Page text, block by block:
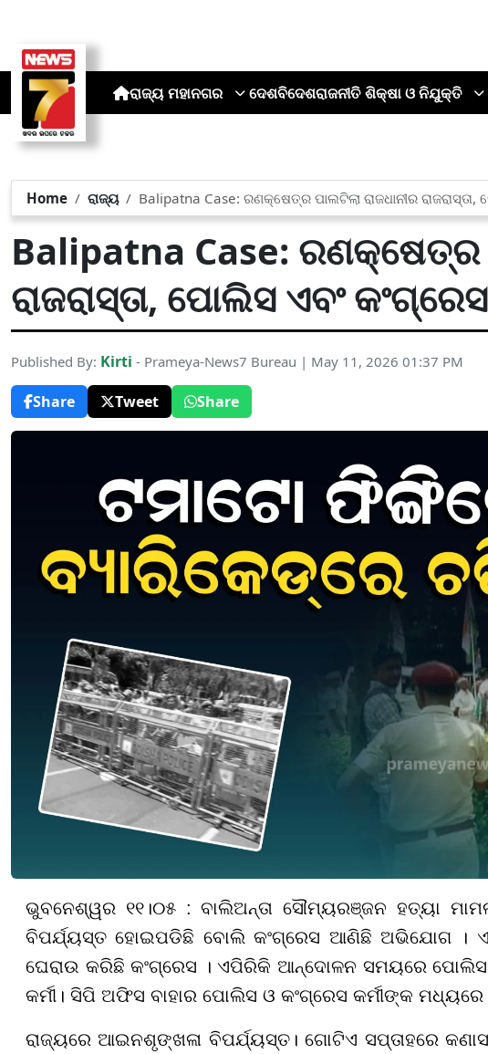
ରାଜ୍ୟ ମହାନଗର ଦେଶବିଦେଶରାଜନୀତି ଶିକ୍ଷା ଓ ନିଯୁକ୍ତି
Home ରାଜ୍ୟ Balipatna Case: ରଣକ୍ଷେତ୍ର ପାଲଟିଲା ରାଜଧାନୀର ରାଜରାସ୍ତା,
Balipatna Case: ରଣକ୍ଷେତ୍ର
ରାଜରାସ୍ତା, ପୋଲିସ ଏବଂ
Published By: Kirti - Prameya-News7 Bureau | May 11, 2026 01:37 PM
Share
Tweet Share
ଭୁବନେଶ୍ୱର ୧୧।୦୫ : ବାଲିଅନ୍ତା ସୌମ୍ୟରଞ୍ଜନ ହତ୍ୟା
ବିପର୍ଯ୍ୟସ୍ତ ହୋଇପଡିଛି ବୋଲି କଂଗ୍ରେସ ଆଣିଛି ଅଭିଯୋଗ ।
ଘେରାଉ କରିଛି କଂଗ୍ରେସ । ଏପିରିକି ଆନ୍ଦୋଳନ ସମୟରେ
କର୍ମୀ। ସିପି ଅଫିସ ବାହାର ପୋଲିସ ଓ କଂଗ୍ରେସ କର୍ମୀଙ୍କ
ରାଜ୍ୟରେ ଆଇନଶୃଙ୍ଖଳା ବିପର୍ଯ୍ୟସ୍ତ। ଗୋଟିଏ ସପ୍ତାହରେ